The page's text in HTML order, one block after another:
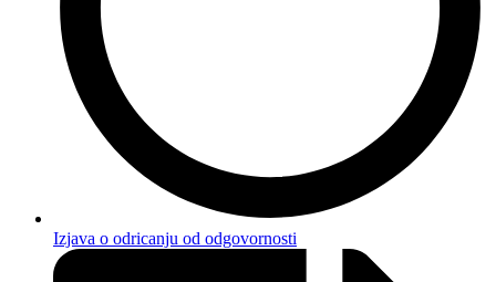
Izjava o odricanju od odgovornosti